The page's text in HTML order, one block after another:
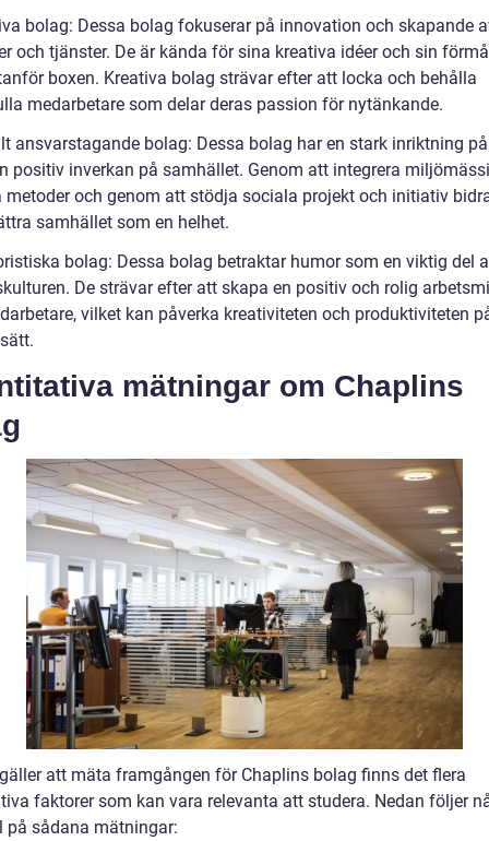
bolag: Dessa bolag fokuserar på innovation och skapande
och tjänster. De är kända för sina kreativa idéer och sin
boxen. Kreativa bolag strävar efter att locka och behålla
medarbetare som delar deras passion för nytänkande.
ansvarstagande bolag: Dessa bolag har en stark inriktning
positiv inverkan på samhället. Genom att integrera
metoder och genom att stödja sociala projekt och initiativ
samhället som en helhet.
bolag: Dessa bolag betraktar humor som en viktig del
De strävar efter att skapa en positiv och rolig
vilket kan påverka kreativiteten och produktiviteten
mätningar om Chaplins
att mäta framgången för Chaplins bolag finns det flera
faktorer som kan vara relevanta att studera. Nedan följer
på sådana mätningar: